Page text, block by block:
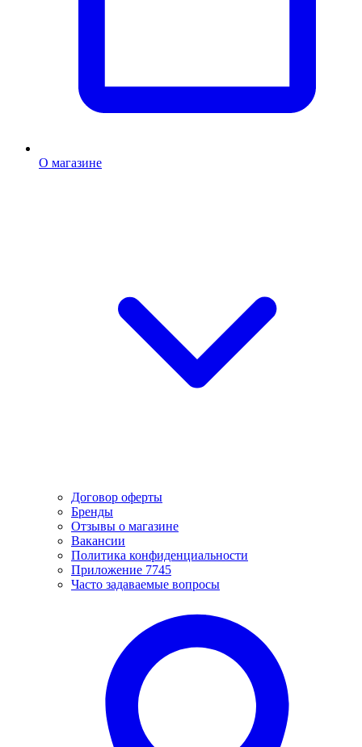
О магазине
Договор оферты
Бренды
Отзывы о магазине
Вакансии
Политика конфиденциальности
Приложение 7745
Часто задаваемые вопросы